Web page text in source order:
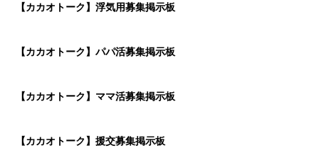
【カカオトーク】浮気用募集掲示板
【カカオトーク】パパ活募集掲示板
【カカオトーク】ママ活募集掲示板
【カカオトーク】援交募集掲示板